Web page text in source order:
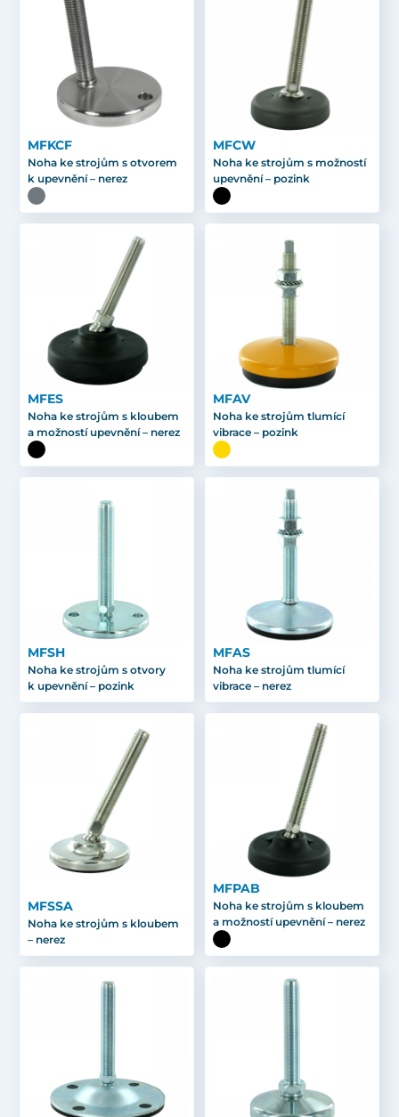
MFKCF
Noha ke strojům s otvorem
k upevnění – nerez
MFCW
Noha ke strojům s možností
upevnění – pozink
MFES
Noha ke strojům s kloubem
a možností upevnění – nerez
MFAV
Noha ke strojům tlumící
vibrace – pozink
MFSH
Noha ke strojům s otvory
k upevnění – pozink
MFAS
Noha ke strojům tlumící
vibrace – nerez
MFSSA
Noha ke strojům s kloubem
– nerez
MFPAB
Noha ke strojům s kloubem
a možností upevnění – nerez